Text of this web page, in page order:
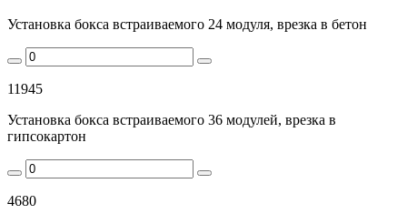
Установка бокса встраиваемого 24 модуля, врезка в бетон
11945
Установка бокса встраиваемого 36 модулей, врезка в
гипсокартон
4680